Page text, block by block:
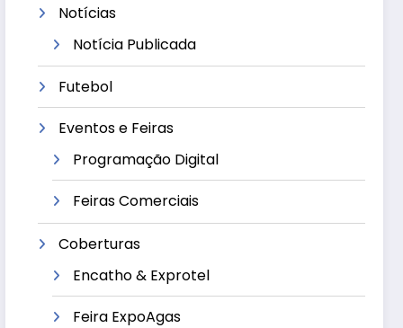
Notícias
Notícia Publicada
Futebol
Eventos e Feiras
Programação Digital
Feiras Comerciais
Coberturas
Encatho & Exprotel
Feira ExpoAgas